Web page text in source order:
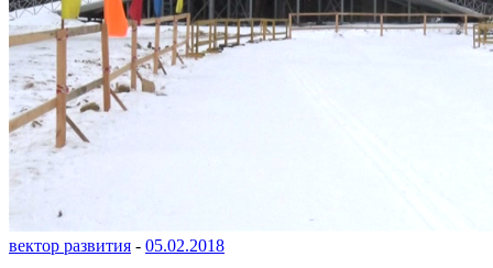
вектор развития - 05.02.2018